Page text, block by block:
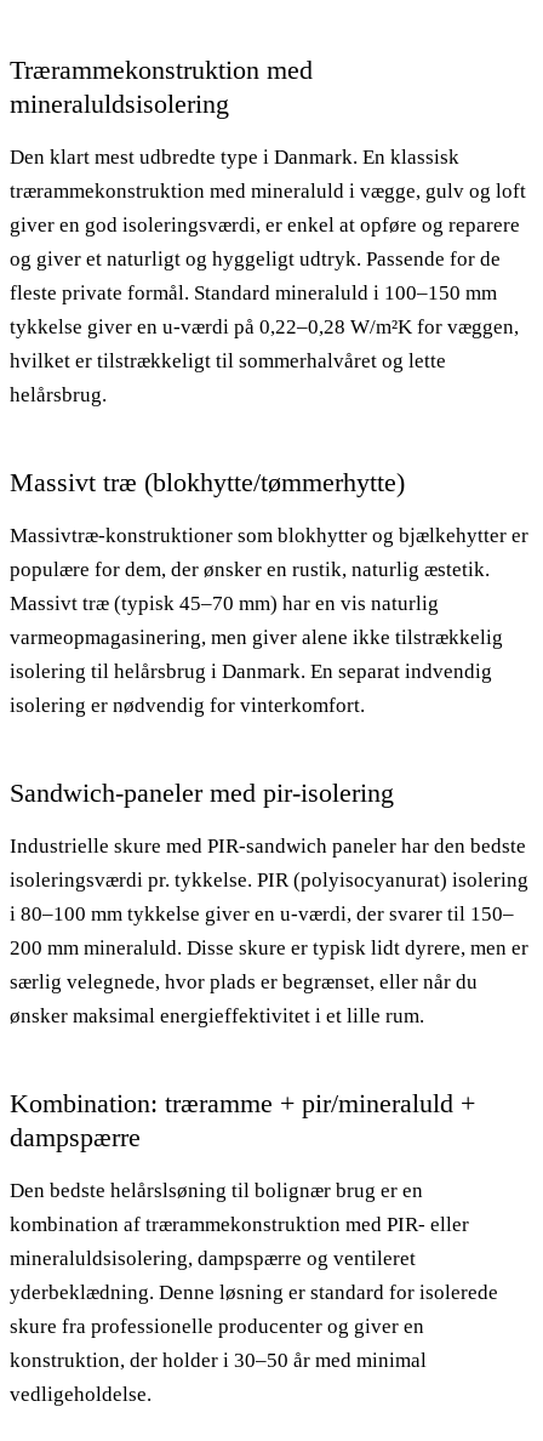
Trærammekonstruktion med
mineraluldsisolering
Den klart mest udbredte type i Danmark. En klassisk
trærammekonstruktion med mineraluld i vægge, gulv og loft
giver en god isoleringsværdi, er enkel at opføre og reparere
og giver et naturligt og hyggeligt udtryk. Passende for de
fleste private formål. Standard mineraluld i 100–150 mm
tykkelse giver en u-værdi på 0,22–0,28 W/m²K for væggen,
hvilket er tilstrækkeligt til sommerhalvåret og lette
helårsbrug.
Massivt træ (blokhytte/tømmerhytte)
Massivtræ-konstruktioner som blokhytter og bjælkehytter er
populære for dem, der ønsker en rustik, naturlig æstetik.
Massivt træ (typisk 45–70 mm) har en vis naturlig
varmeopmagasinering, men giver alene ikke tilstrækkelig
isolering til helårsbrug i Danmark. En separat indvendig
isolering er nødvendig for vinterkomfort.
Sandwich-paneler med pir-isolering
Industrielle skure med PIR-sandwich paneler har den bedste
isoleringsværdi pr. tykkelse. PIR (polyisocyanurat) isolering
i 80–100 mm tykkelse giver en u-værdi, der svarer til 150–
200 mm mineraluld. Disse skure er typisk lidt dyrere, men er
særlig velegnede, hvor plads er begrænset, eller når du
ønsker maksimal energieffektivitet i et lille rum.
Kombination: træramme + pir/mineraluld +
dampspærre
Den bedste helårslsøning til bolignær brug er en
kombination af trærammekonstruktion med PIR- eller
mineraluldsisolering, dampspærre og ventileret
yderbeklædning. Denne løsning er standard for isolerede
skure fra professionelle producenter og giver en
konstruktion, der holder i 30–50 år med minimal
vedligeholdelse.